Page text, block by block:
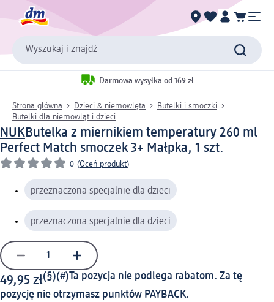
Wyszukaj i znajdź
Darmowa wysyłka od 169 zł
Strona główna Dzieci & niemowlęta
Butelki i smoczki
Butelki dla niemowląt i dzieci
NUKButelka z miernikiem temperatury 260 ml
Perfect Match smoczek 3+ Małpka, 1 szt.
0 (Oceń produkt)
przeznaczona specjalnie dla dzieci
przeznaczona specjalnie dla dzieci
49,95 zł(§)(#)Ta pozycja nie podlega rabatom. Za tę
pozycję nie otrzymasz punktów PAYBACK.